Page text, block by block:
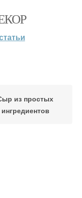
из простых
ингредиентов